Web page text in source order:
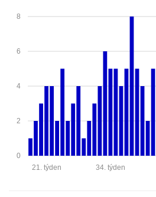
0
2
4
6
8
34. týden
21. týden